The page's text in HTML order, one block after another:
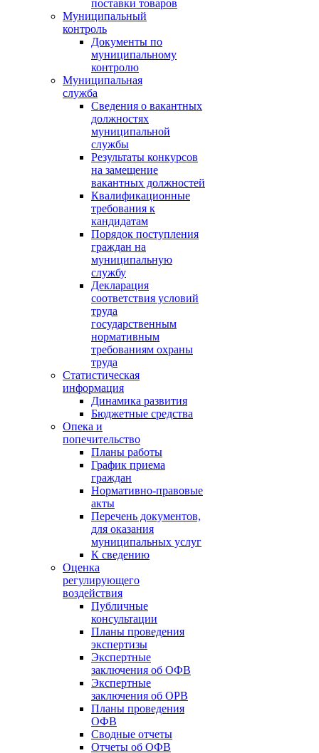
поставки товаров
Муниципальный
контроль
Документы по
муниципальному
контролю
Муниципальная
служба
Сведения о вакантных
должностях
муниципальной
службы
Результаты конкурсов
на замещение
вакантных должностей
Квалификационные
требования к
кандидатам
Порядок поступления
граждан на
муниципальную
службу
Декларация
соответствия условий
труда
государственным
нормативным
требованиям охраны
труда
Статистическая
информация
Динамика развития
Бюджетные средства
Опека и
попечительство
Планы работы
График приема
граждан
Нормативно-правовые
акты
Перечень документов,
для оказания
муниципальных услуг
К сведению
Оценка
регулирующего
воздействия
Публичные
консультации
Планы проведения
экспертизы
Экспертные
заключения об ОФВ
Экспертные
заключения об ОРВ
Планы проведения
ОФВ
Сводные отчеты
Отчеты об ОФВ